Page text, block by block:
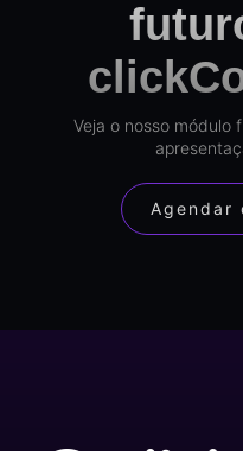
Veja o nosso módulo
Agendar